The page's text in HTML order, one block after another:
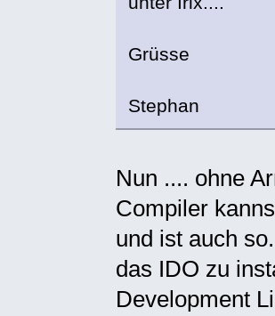
Grüsse
Stephan
Nun .... ohne
Compiler
und ist auch
das IDO zu
Development